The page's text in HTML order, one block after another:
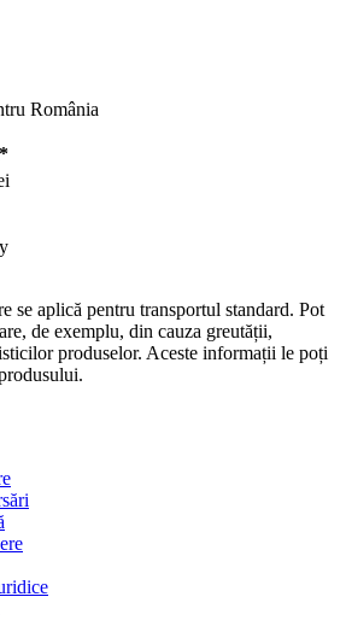
România
se aplică pentru transportul standard. Pot
de exemplu, din cauza greutății,
produselor. Aceste informații le poți